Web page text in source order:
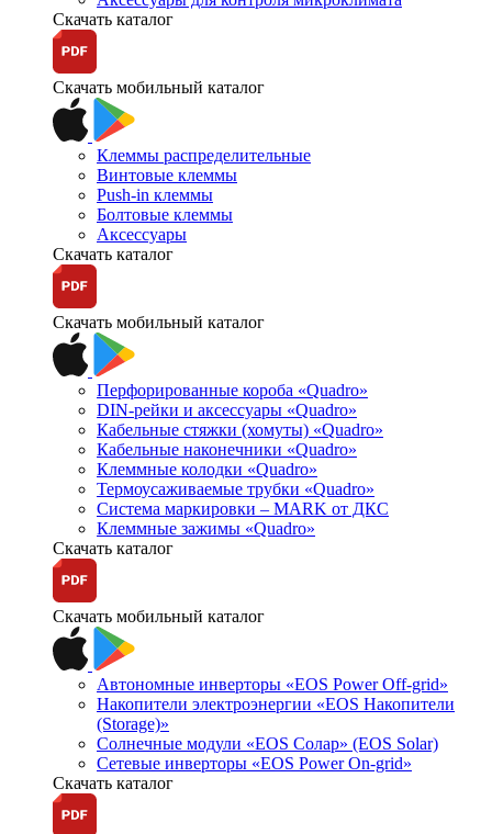
Скачать каталог
Скачать мобильный каталог
Клеммы распределительные
Винтовые клеммы
Push-in клеммы
Болтовые клеммы
Аксессуары
Скачать каталог
Скачать мобильный каталог
Перфорированные короба «Quadro»
DIN-рейки и аксессуары «Quadro»
Кабельные стяжки (хомуты) «Quadro»
Кабельные наконечники «Quadro»
Клеммные колодки «Quadro»
Термоусаживаемые трубки «Quadro»
Система маркировки – MARK от ДКС
Клеммные зажимы «Quadro»
Скачать каталог
Скачать мобильный каталог
Автономные инверторы «EOS Power Off-grid»
Накопители электроэнергии «EOS Накопители
(Storage)»
Солнечные модули «EOS Солар» (EOS Solar)
Сетевые инверторы «EOS Power On-grid»
Скачать каталог